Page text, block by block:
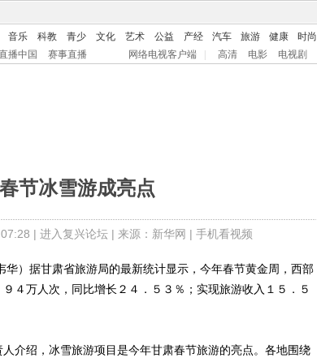
音乐 科教 青少 文化 艺术 公益 产经 汽车 旅游 健康 时尚
播中国 赛事直播 网络电视客户端 高清 电影 电视剧
节冰雪游成亮点
| 进入复兴论坛| 来源：新华网 | 手机看视频
）据甘肃省旅游局的最新统计显示，今年春节黄金周，西部
４万人次，同比增长２４．５３％；实现旅游收入１５．５
绍，冰雪旅游项目是今年甘肃春节旅游的亮点。各地围绕